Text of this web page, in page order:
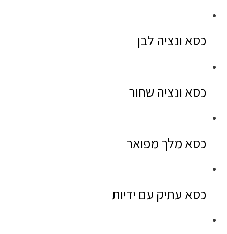
כסא ונציה לבן
כסא ונציה שחור
כסא מלך מפואר
כסא עתיק עם ידיות